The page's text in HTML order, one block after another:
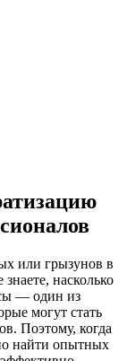
или грызунов в
насколько
— один из
могут стать
Поэтому, когда
найти опытных